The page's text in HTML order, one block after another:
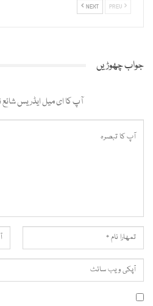
NEXT
جواب چھوڑیں
آپ کا ای میل ایڈریس شائع